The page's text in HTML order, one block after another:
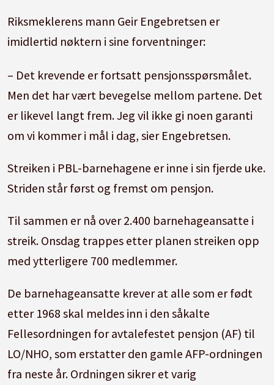
Riksmeklerens mann Geir Engebretsen er
imidlertid nøktern i sine forventninger:
– Det krevende er fortsatt pensjonsspørsmålet.
Men det har vært bevegelse mellom partene. Det
er likevel langt frem. Jeg vil ikke gi noen garanti
om vi kommer i mål i dag, sier Engebretsen.
Streiken i PBL-barnehagene er inne i sin fjerde uke.
Striden står først og fremst om pensjon.
Til sammen er nå over 2.400 barnehageansatte i
streik. Onsdag trappes etter planen streiken opp
med ytterligere 700 medlemmer.
De barnehageansatte krever at alle som er født
etter 1968 skal meldes inn i den såkalte
Fellesordningen for avtalefestet pensjon (AF) til
LO/NHO, som erstatter den gamle AFP-ordningen
fra neste år. Ordningen sikrer et varig